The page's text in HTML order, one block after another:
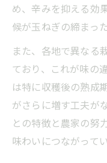
め、辛みを抑える効
候が玉ねぎの締まっ
また、各地で異なる
ており、これが味の
は特に収穫後の熟成
がさらに増す工夫が
との特徴と農家の努
味わいにつながってい